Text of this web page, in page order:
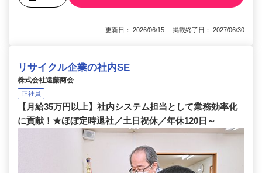
更新日： 2026/06/15 掲載終了日： 2027/06/30
リサイクル企業の社内SE
株式会社遠藤商会
正社員
【月給35万円以上】社内システム担当として業務効率化
に貢献！★ほぼ定時退社／土日祝休／年休120日～